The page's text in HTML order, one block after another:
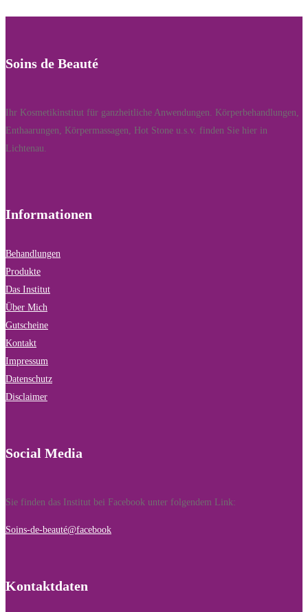
Soins de Beauté
Ihr Kosmetikinstitut für ganzheitliche Anwendungen. Körperbehandlungen,
Enthaarungen, Körpermassagen, Hot Stone u.s.v. finden Sie hier in
Lichtenau.
Informationen
Behandlungen
Produkte
Das Institut
Über Mich
Gutscheine
Kontakt
Impressum
Datenschutz
Disclaimer
Social Media
Sie finden das Institut bei Facebook unter folgendem Link:
Soins-de-beauté@facebook
Kontaktdaten